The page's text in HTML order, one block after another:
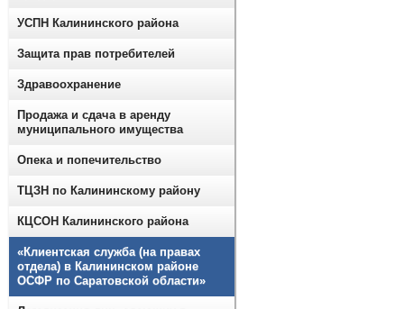
УСПН Калининского района
Защита прав потребителей
Здравоохранение
Продажа и сдача в аренду
муниципального имущества
Опека и попечительство
ТЦЗН по Калининскому району
КЦСОН Калининского района
«Клиентская служба (на правах
отдела) в Калининском районе
ОСФР по Саратовской области»